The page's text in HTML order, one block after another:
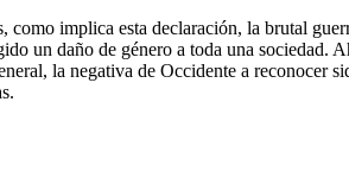
implica esta declaración, la brutal
un daño de género a toda una
la negativa de Occidente a reconocer